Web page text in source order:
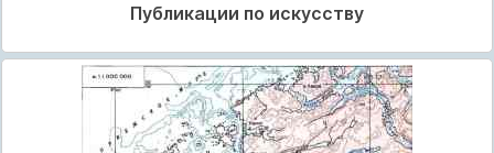
Публикации по искусству